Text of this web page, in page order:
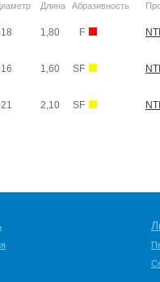
Длина Абразивность
1,80 F NTI
1,60 SF NTI
2,10 SF NTI